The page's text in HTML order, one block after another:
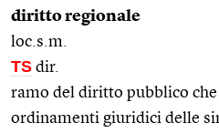
diritto regionale
loc.s.m.
TS dir.
ramo del diritto pubblico
ordinamenti giuridici delle